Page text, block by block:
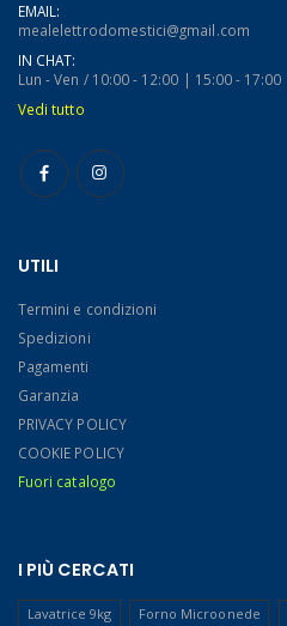
EMAIL:
mealelettrodomestici@gmail.com
IN CHAT:
Lun - Ven / 10:00 - 12:00 | 15:00 - 17:00
Vedi tutto
UTILI
Termini e condizioni
Spedizioni
Pagamenti
Garanzia
PRIVACY POLICY
COOKIE POLICY
Fuori catalogo
I PIÙ CERCATI
Lavatrice 9kg Forno Microonede